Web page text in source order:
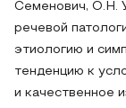
Семенович, О.Н.
речевой
этиологию и
тенденцию к
и качественное